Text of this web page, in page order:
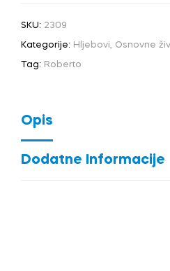
SKU: 2309
Kategorije: Hljebovi, Osnovne
Tag: Roberto
Opis
Dodatne Informacije